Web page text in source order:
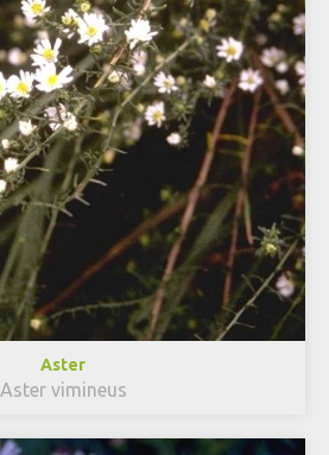
Aster
Aster vimineus